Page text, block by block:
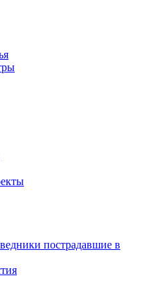
пострадавшие в